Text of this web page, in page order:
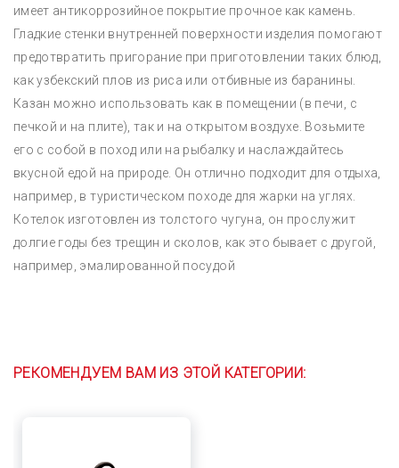
имеет антикоррозийное покрытие прочное как камень.
Гладкие стенки внутренней поверхности изделия помогают
предотвратить пригорание при приготовлении таких блюд,
как узбекский плов из риса или отбивные из баранины.
Казан можно использовать как в помещении (в печи, с
печкой и на плите), так и на открытом воздухе. Возьмите
его с собой в поход или на рыбалку и наслаждайтесь
вкусной едой на природе. Он отлично подходит для отдыха,
например, в туристическом походе для жарки на углях.
Котелок изготовлен из толстого чугуна, он прослужит
долгие годы без трещин и сколов, как это бывает с другой,
например, эмалированной посудой
РЕКОМЕНДУЕМ ВАМ ИЗ ЭТОЙ КАТЕГОРИИ: